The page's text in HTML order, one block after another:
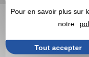
En stock: 1 623 articles
DEVIS EXPRESS
Réf. 00016V0212631
Pour en savoir plus sur
notre
Tout accepter